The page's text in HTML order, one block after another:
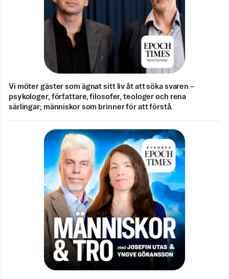
Vi möter gäster som ägnat sitt liv åt att söka svaren –
psykologer, författare, filosofer, teologer och rena
särlingar; människor som brinner för att förstå.